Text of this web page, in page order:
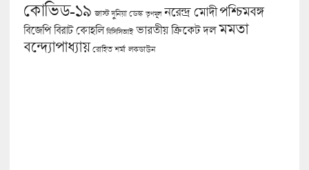
কোভিড-১৯ জাস্ট দুনিয়া ডেস্ক তৃণমূল নরেন্দ্র মোদী পশ্চিমবঙ্গ
বিজেপি বিরাট কোহলি বিসিসিআই ভারতীয় ক্রিকেট দল মমতা
বন্দ্যোপাধ্যায় রোহিত শর্মা লকডাউন